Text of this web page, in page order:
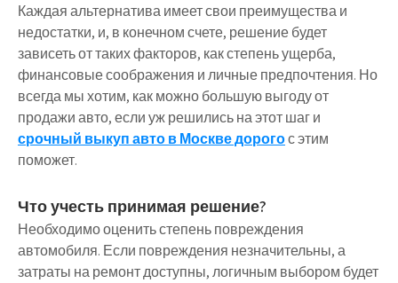
Каждая альтернатива имеет свои преимущества и
недостатки, и, в конечном счете, решение будет
зависеть от таких факторов, как степень ущерба,
финансовые соображения и личные предпочтения. Но
всегда мы хотим, как можно большую выгоду от
продажи авто, если уж решились на этот шаг и
срочный выкуп авто в Москве дорогос этим
поможет.
Что учесть принимая решение?
Необходимо оценить степень повреждения
автомобиля. Если повреждения незначительны, а
затраты на ремонт доступны, логичным выбором будет